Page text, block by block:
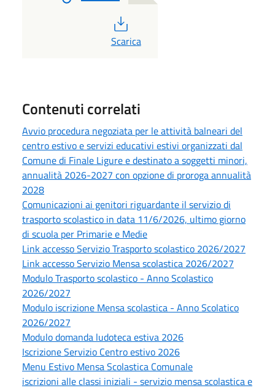
PDF
Scarica
Contenuti correlati
Avvio procedura negoziata per le attività balneari del
centro estivo e servizi educativi estivi organizzati dal
Comune di Finale Ligure e destinato a soggetti minori,
annualità 2026-2027 con opzione di proroga annualità
2028
Comunicazioni ai genitori riguardante il servizio di
trasporto scolastico in data 11/6/2026, ultimo giorno
di scuola per Primarie e Medie
Link accesso Servizio Trasporto scolastico 2026/2027
Link accesso Servizio Mensa scolastica 2026/2027
Modulo Trasporto scolastico - Anno Scolastico
2026/2027
Modulo iscrizione Mensa scolastica - Anno Scolatico
2026/2027
Modulo domanda ludoteca estiva 2026
Iscrizione Servizio Centro estivo 2026
Menu Estivo Mensa Scolastica Comunale
iscrizioni alle classi iniziali - servizio mensa scolastica e